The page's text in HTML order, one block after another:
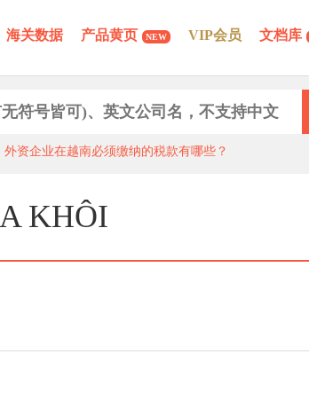
海关数据 产品黄页 NEW VIP会员 文档库
外资企业在越南必须缴纳的税款有哪些？
KHÔI